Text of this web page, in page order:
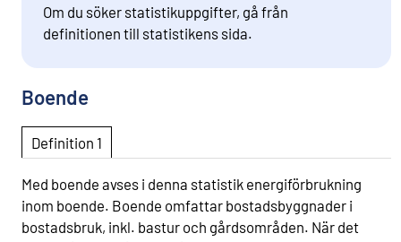
Om du söker statistikuppgifter, gå från
definitionen till statistikens sida.
Boende
Definition 1
Med boende avses i denna statistik energiförbrukning
inom boende. Boende omfattar bostadsbyggnader i
bostadsbruk, inkl. bastur och gårdsområden. När det